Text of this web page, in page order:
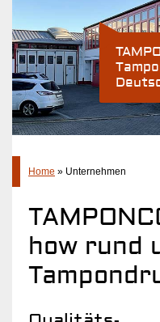
Produkte
Unternehmen
Über uns
Schulungen
Aktuelles
Kontakt
Home » Unternehmen
how rund